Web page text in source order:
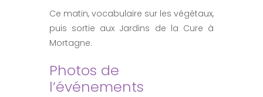
Nos Événements
Nous Contacter
Devenir Bénévole
Ce matin, vocabulaire sur les végétaux,
puis sortie aux Jardins de la Cure à
Mortagne.
Photos de
l’événements